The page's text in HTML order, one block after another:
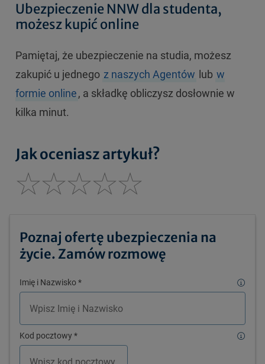
Ubezpieczenie NNW dla studenta,
możesz kupić online
Pamiętaj, że ubezpieczenie na studia, możesz
zakupić u jednego z naszych Agentów lub w
formie online, a składkę obliczysz dosłownie w
kilka minut.
Jak oceniasz artykuł?
Poznaj ofertę ubezpieczenia na
życie. Zamów rozmowę
Imię i Nazwisko*
Kod pocztowy*